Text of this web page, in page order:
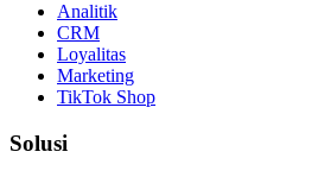
Analitik
CRM
Loyalitas
Marketing
TikTok Shop
Solusi